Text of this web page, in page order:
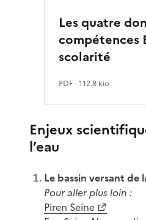
Les quatre
compétences
scolarité
PDF- 112.8 kio
Enjeux
l’eau
Le bassin versant de
Pour aller plus loin :
Piren Seine